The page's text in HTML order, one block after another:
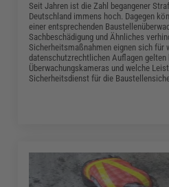
Seit Jahren ist die Zahl begangener
Deutschland immens hoch. Dagegen
einer entsprechenden
Sachbeschädigung und Ähnliches
Sicherheitsmaßnahmen eignen sich für
datenschutzrechtlichen Auflagen gelten
Überwachungskameras und welche
Sicherheitsdienst für die